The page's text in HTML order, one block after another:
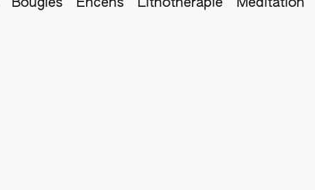
Bougies Encens Lithothérapie Méditation